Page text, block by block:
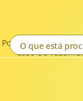
Por ser mais leve
caso de